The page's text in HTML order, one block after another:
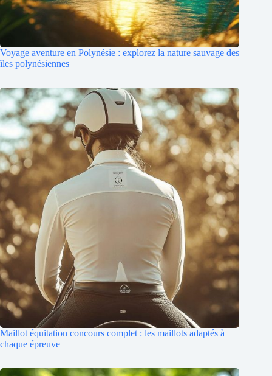
Voyage aventure en Polynésie : explorez la nature sauvage des
îles polynésiennes
Maillot équitation concours complet : les maillots adaptés à
chaque épreuve